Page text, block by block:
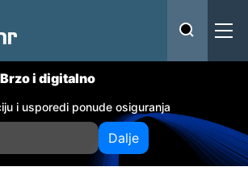
Brzo i digitalno
i usporedi ponude osiguranja
Dalje